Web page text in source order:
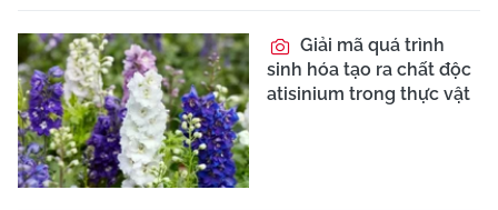
Giải mã quá trình
sinh hóa tạo ra chất độc
atisinium trong thực vật